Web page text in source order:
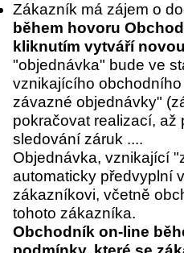
Zákazník má zájem o
během hovoru
kliknutím vytváří
"objednávka" bude ve
vznikajícího
závazné objednávky"
pokračovat realizací, až
sledování záruk ....
Objednávka, vznikající
automaticky předvyplní
zákazníkovi, včetně
tohoto zákazníka.
Obchodník on-line